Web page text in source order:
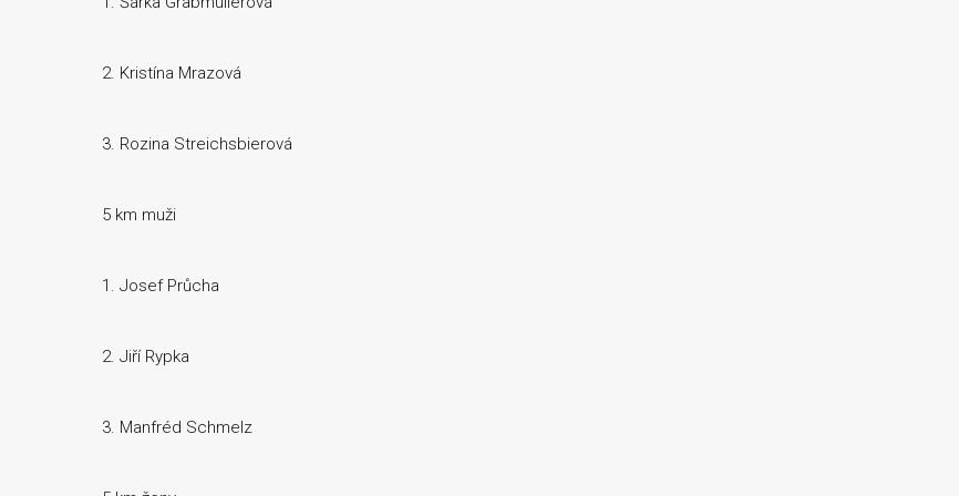
2. Kristína Mrazová
3. Rozina Streichsbierová
5 km muži
1. Josef Průcha
2. Jiří Rypka
3. Manfréd Schmelz